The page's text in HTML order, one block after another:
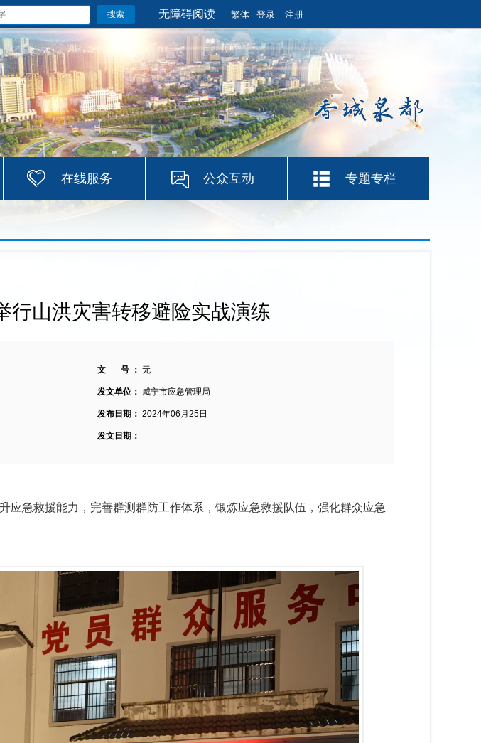
无障碍阅读 繁体 登录 注册
在线服务 公众互动 专题专栏
行山洪灾害转移避险实战演练
文 号 ： 无
发文单位： 咸宁市应急管理局
发布日期： 2024年06月25日
发文日期：
应急救援能力，完善群测群防工作体系，锻炼应急救援队伍，强化群众应急